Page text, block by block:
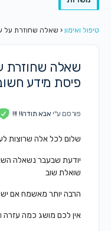
טיפול ואימון ‹ שאלה שחוזרת על
שאלה שחוזרת
פיסת מידע
פורסם ע"יאבא תודה!! !!!
שלום לכל אלה שרוצות
יודעת שבעבר נשאלה
שואלת שוב
הרבה יותר מאשמח אם יש
אין לכם מושג כמה עזרה